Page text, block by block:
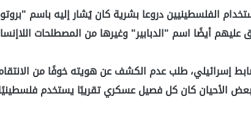
الفلسطينيين دروعا بشرية كان يُشار إليه باسم
عليهم أيضًا اسم "الدبابير" وغيرها من المصطلحات
إسرائيلي، طلب عدم الكشف عن هويته خوفًا من الانتقام:
الأحيان كان كل فصيل عسكري تقريبًا يستخدم